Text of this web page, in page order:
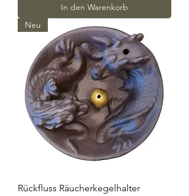
In den Warenkorb
Neu
Rückfluss Räucherkegelhalter